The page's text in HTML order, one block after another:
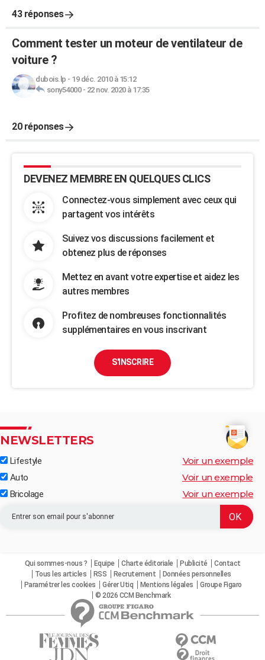
43 réponses
Comment tester un moteur de ventilateur de
voiture ?
dubois.lp - 19 déc. 2010 à 15:12
sony54000- 22 nov. 2020 à 17:35
20 réponses
DEVENEZ MEMBRE EN QUELQUES CLICS
Connectez-vous simplement avec ceux qui
partagent vos intérêts
Suivez vos discussions facilement et
obtenez plus de réponses
Mettez en avant votre expertise et aidez les
autres membres
Profitez de nombreuses fonctionnalités
supplémentaires en vous inscrivant
S'INSCRIRE
NEWSLETTERS
Lifestyle Voir un exemple
Auto Voir un exemple
Bricolage Voir un exemple
Qui sommes-nous ? Equipe Charte éditoriale Publicité
Contact
Tous les articles
RSS Recrutement
Données personnelles
Paramétrer les cookies
Gérer Utiq Mentions légales
Groupe Figaro
© 2026 CCM Benchmark